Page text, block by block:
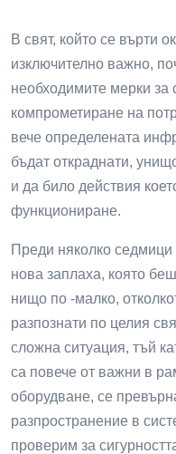
В свят, който се върти
изключително важно,
необходимите мерки за
компрометиране на
вече определената
бъдат откраднати,
и да било действия
функциониране.
Преди няколко
нова заплаха, която
нищо по -малко,
разпознати по целия
сложна ситуация, тъй
са повече от важни в
оборудване, се
разпространение в
проверим за